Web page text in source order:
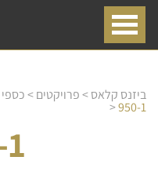
ביזנס קלאס>פרויקטים>
>950-1